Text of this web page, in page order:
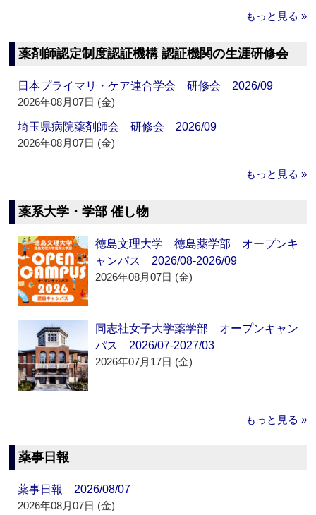
もっと見る »
薬剤師認定制度認証機構 認証機関の生涯研修会
日本プライマリ・ケア連合学会 研修会 2026/09
2026年08月07日 (金)
埼玉県病院薬剤師会 研修会 2026/09
2026年08月07日 (金)
もっと見る »
薬系大学・学部 催し物
徳島文理大学 徳島薬学部 オープンキ
ャンパス 2026/08-2026/09
2026年08月07日 (金)
同志社女子大学薬学部 オープンキャン
パス 2026/07-2027/03
2026年07月17日 (金)
もっと見る »
薬事日報
薬事日報 2026/08/07
2026年08月07日 (金)